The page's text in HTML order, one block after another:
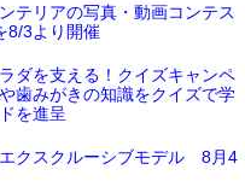
テリアの写真・動画コンテス
8/3より開催
ダを支える！クイズキャンペ
歯みがきの知識をクイズで学
を進呈
エクスクルーシブモデル 8月4